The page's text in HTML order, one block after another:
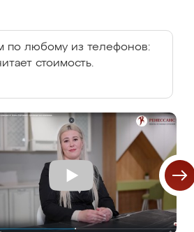
по любому из телефонов:
стоимость.